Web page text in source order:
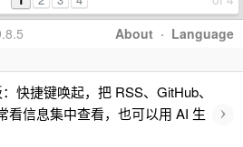
About · Language
快捷键唤起，把 RSS、GitHub、
看信息集中查看，也可以用 AI 生
›